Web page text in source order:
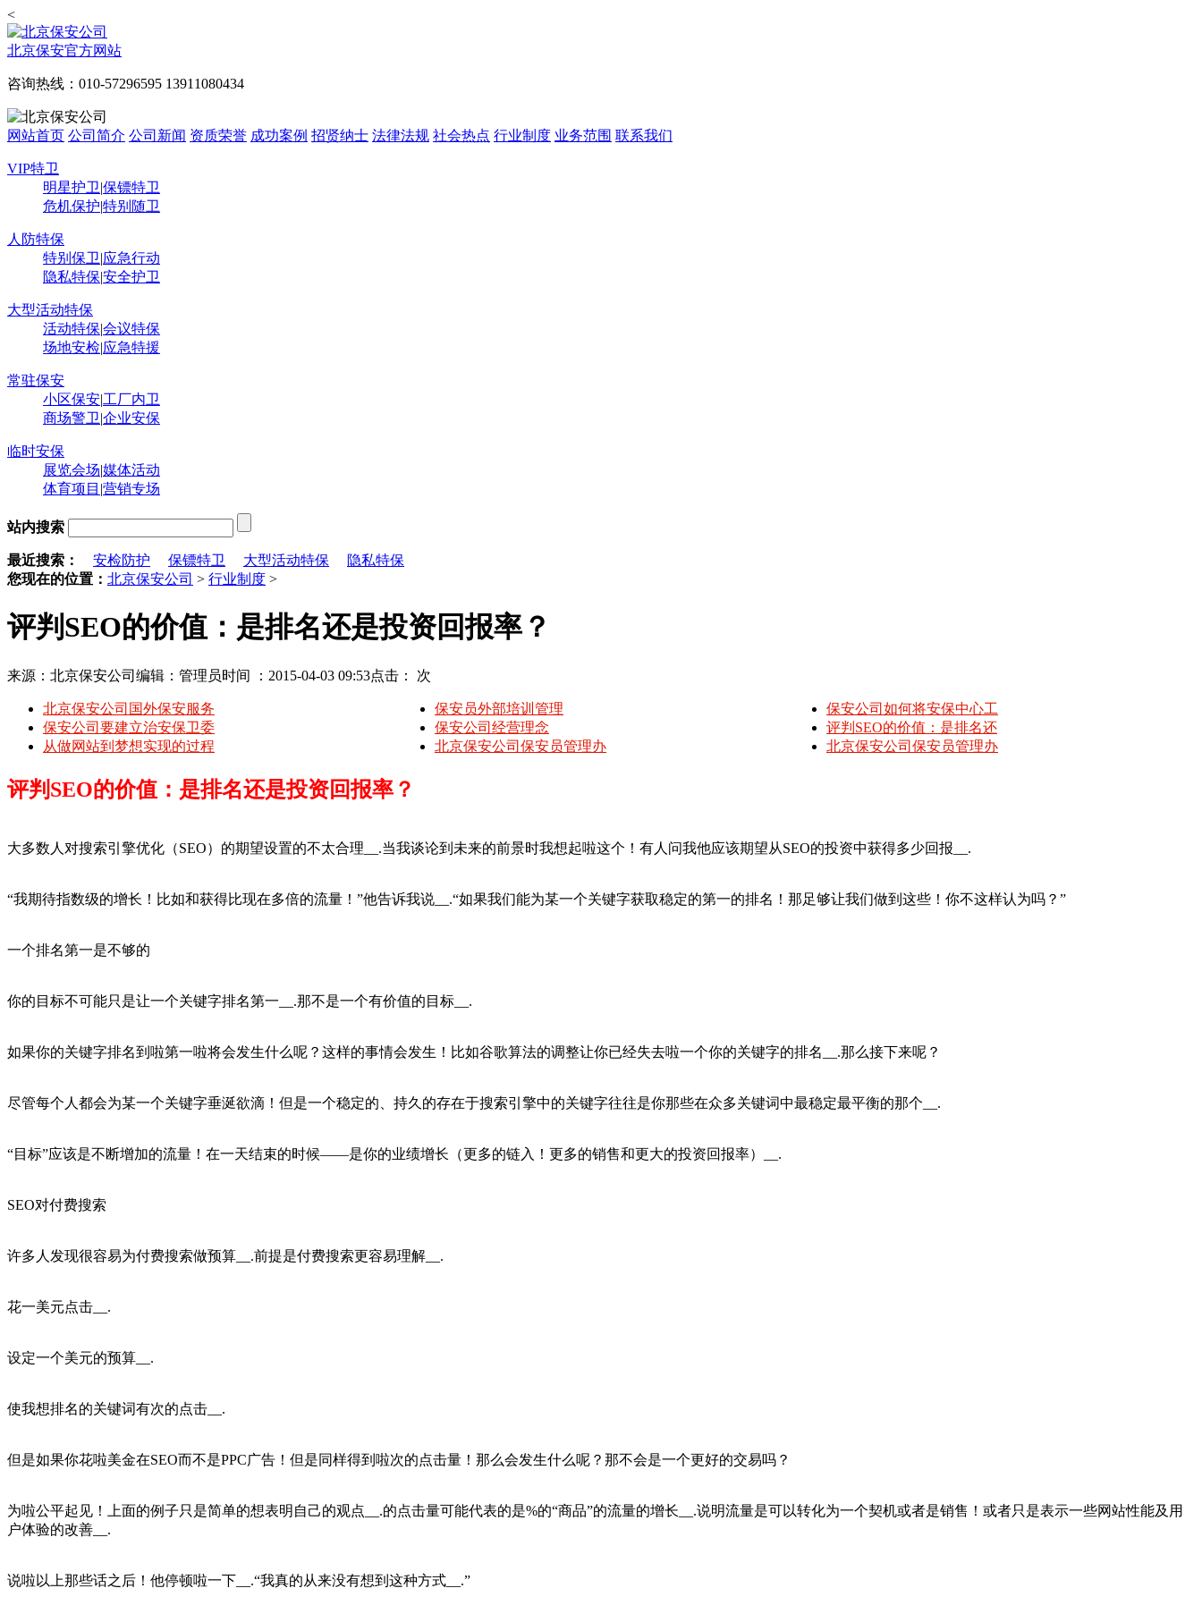
<
北京保安官方网站
咨询热线：010-57296595 13911080434
网站首页 公司简介 公司新闻 资质荣誉 成功案例 招贤纳士 法律法规 社会热点 行业制度 业务范围 联系我们
VIP特卫
明星护卫|保镖特卫
危机保护|特别随卫
人防特保
特别保卫|应急行动
隐私特保|安全护卫
大型活动特保
活动特保|会议特保
场地安检|应急特援
常驻保安
小区保安|工厂内卫
商场警卫|企业安保
临时安保
展览会场|媒体活动
体育项目 |营销专场
站内搜索
最近搜索： 安检防护 保镖特卫 大型活动特保
隐私特保
您现在的位置： 北京保安公司 > 行业制度 >
评判SEO的价值：是排名还是投资回报率？
来源：北京保安公司 编辑：管理员时间 ：2015-04-03 09:53点击： 次
北京保安公司国外保安服务 保安员外部培训管理
保安公司如何将安保中心工
保安公司要建立治安保卫委
保安公司经营理念
评判SEO的价值：是排名还
从做网站到梦想实现的过程
北京保安公司保安员管理办 北京保安公司保安员管理办
评判SEO的价值：是排名还是投资回报率？
大多数人对搜索引擎优化（SEO）的期望设置的不太合理__.当我谈论到未来的前景时我想起啦这个！有人问我他应该期望从SEO的投资中获得多少回报__.
“我期待指数级的增长！比如和获得比现在多倍的流量！”他告诉我说__.“如果我们能为某一个关键字获取稳定的第一的排名！那足够让我们做到这些！你不这样认为吗？”
一个排名第一是不够的
你的目标不可能只是让一个关键字排名第一__.那不是一个有价值的目标__.
如果你的关键字排名到啦第一啦将会发生什么呢？这样的事情会发生！比如谷歌算法的调整让你已经失去啦一个你的关键字的排名__.那么接下来呢？
尽管每个人都会为某一个关键字垂涎欲滴！但是一个稳定的、持久的存在于搜索引擎中的关键字往往是你那些在众多关键词中最稳定最平衡的那个__.
“目标”应该是不断增加的流量！在一天结束的时候——是你的业绩增长（更多的链入！更多的销售和更大的投资回报率）__.
SEO对付费搜索
许多人发现很容易为付费搜索做预算__.前提是付费搜索更容易理解__.
花一美元点击__.
设定一个美元的预算__.
使我想排名的关键词有次的点击__.
但是如果你花啦美金在SEO而不是PPC广告！但是同样得到啦次的点击量！那么会发生什么呢？那不会是一个更好的交易吗？
为啦公平起见！上面的例子只是简单的想表明自己的观点__.的点击量可能代表的是%的“商品”的流量的增长__.说明流量是可以转化为一个契机或者是销售！或者只是表示一些网站性能及用
户体验的改善__.
说啦以上那些话之后！他停顿啦一下__.“我真的从来没有想到这种方式__.”